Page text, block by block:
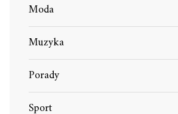
Moda
Muzyka
Porady
Sport